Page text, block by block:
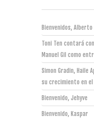
Bienvenidos, Alberto
Toni Ten contará
Manuel Gil como
Simon Gradin, Haile
su crecimiento en el
Bienvenido, Jehyve
Bienvenido, Kaspar